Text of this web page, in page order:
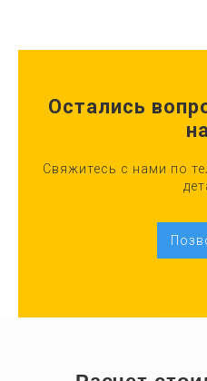
Остались
Свяжитесь с нами по